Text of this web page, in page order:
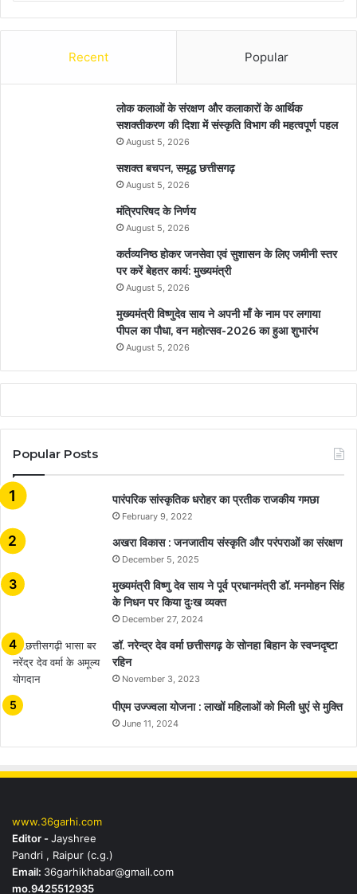
Recent Popular
लोक कलाओं के संरक्षण और कलाकारों के आर्थिक
सशक्तीकरण की दिशा में संस्कृति विभाग की महत्वपूर्ण पहल
August 5, 2026
सशक्त बचपन, समृद्ध छत्तीसगढ़
August 5, 2026
मंत्रिपरिषद के निर्णय
August 5, 2026
कर्तव्यनिष्ठ होकर जनसेवा एवं सुशासन के लिए जमीनी स्तर
पर करें बेहतर कार्य: मुख्यमंत्री
August 5, 2026
मुख्यमंत्री विष्णुदेव साय ने अपनी माँ के नाम पर लगाया
पीपल का पौधा, वन महोत्सव-2026 का हुआ शुभारंभ
August 5, 2026
Popular Posts
​​​​​​​पारंपरिक सांस्कृतिक धरोहर का प्रतीक राजकीय गमछा
February 9, 2022
अखरा विकास : जनजातीय संस्कृति और परंपराओं का संरक्षण
December 5, 2025
मुख्यमंत्री विष्णु देव साय ने पूर्व प्रधानमंत्री डॉ. मनमोहन सिंह
के निधन पर किया दुःख व्यक्त
December 27, 2024
डॉ. नरेन्द्र देव वर्मा छत्तीसगढ़ के सोनहा बिहान के स्वप्नदृष्टा
रहिन
November 3, 2023
पीएम उज्ज्वला योजना : लाखों महिलाओं को मिली धुएं से मुक्ति
June 11, 2024
www.36garhi.com
Editor -Jayshree
Pandri , Raipur (c.g.)
Email: 36garhikhabar@gmail.com
mo.9425512935